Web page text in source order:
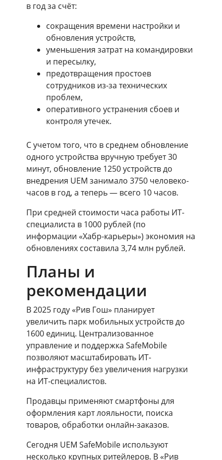
в год за счёт:
сокращения времени настройки и
обновления устройств,
уменьшения затрат на командировки
и пересылку,
предотвращения простоев
сотрудников из-за технических
проблем,
оперативного устранения сбоев и
контроля утечек.
С учетом того, что в среднем обновление
одного устройства вручную требует 30
минут, обновление 1250 устройств до
внедрения UEM занимало 3750 человеко-
часов в год, а теперь — всего 10 часов.
При средней стоимости часа работы ИТ-
специалиста в 1000 рублей (по
информации «Хабр-карьеры») экономия на
обновлениях составила 3,74 млн рублей.
Планы и
рекомендации
В 2025 году «Рив Гош» планирует
увеличить парк мобильных устройств до
1600 единиц. Централизованное
управление и поддержка SafeMobile
позволяют масштабировать ИТ-
инфраструктуру без увеличения нагрузки
на ИТ-специалистов.
Продавцы применяют смартфоны для
оформления карт лояльности, поиска
товаров, обработки онлайн-заказов.
Сегодня UEM SafeMobile используют
несколько крупных ритейлеров. В «Рив